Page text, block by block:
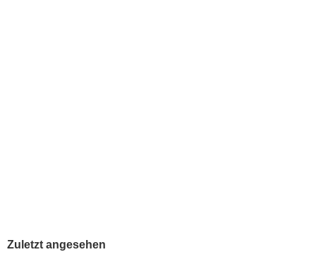
Zuletzt angesehen